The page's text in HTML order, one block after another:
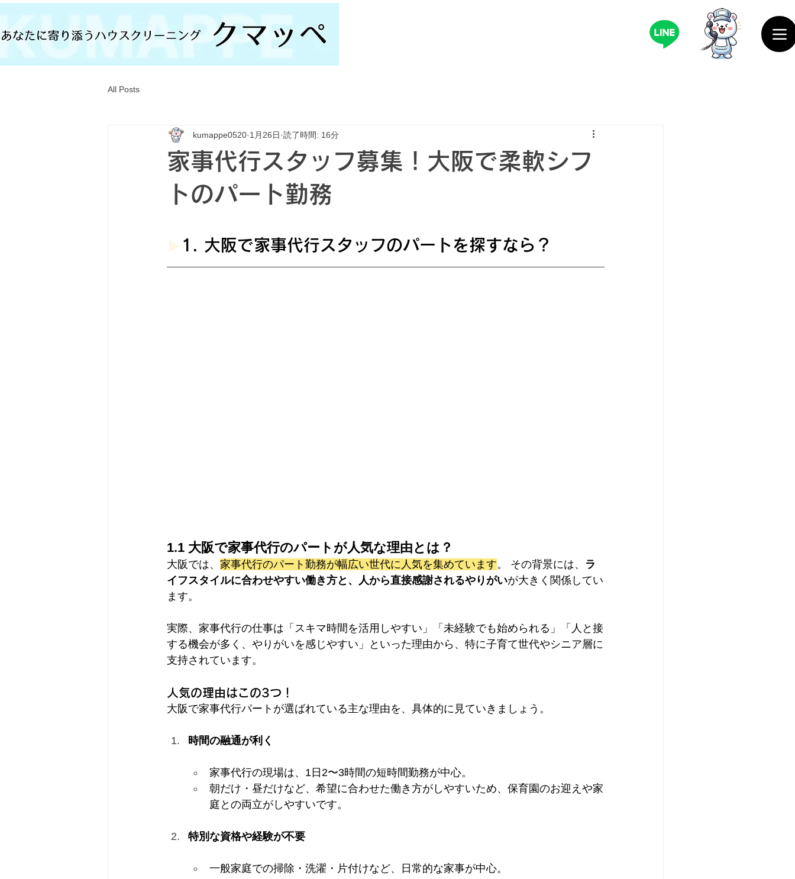
All Posts
家事代行スタッフ募集！大阪で柔軟シフ
トのパート勤務
kumappe0520 1月26日 読了時間: 16分
▶︎ 1. 大阪で家事代行スタッフのパートを探すなら？
1.1 大阪で家事代行のパートが人気な理由とは？
大阪では、 家事代行のパート勤務が幅広い世代に人気を集めています。 その背景には、 ラ
イフスタイルに合わせやすい働き方と、人から直接感謝されるやりがいが大きく関係してい
ます。
実際、家事代行の仕事は「スキマ時間を活用しやすい」「未経験でも始められる」「人と接
する機会が多く、やりがいを感じやすい」といった理由から、特に子育て世代やシニア層に
支持されています。
人気の理由はこの3つ！
大阪で家事代行パートが選ばれている主な理由を、具体的に見ていきましょう。
時間の融通が利く
家事代行の現場は、1日2〜3時間の短時間勤務が中心。
朝だけ・昼だけなど、希望に合わせた働き方がしやすいため、保育園のお迎えや家
庭との両立がしやすいです。
特別な資格や経験が不要
一般家庭での掃除・洗濯・片付けなど、日常的な家事が中心。